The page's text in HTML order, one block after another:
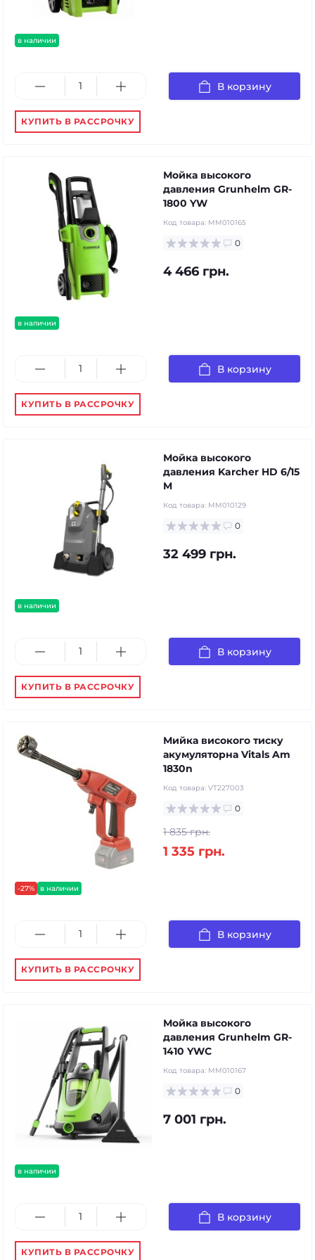
в наличии
В корзину
КУПИТЬ В РАССРОЧКУ
в наличии
Мойка высокого
давления Grunhelm GR-
1800 YW
Код товара: MM010165
0
4 466 грн.
В корзину
КУПИТЬ В РАССРОЧКУ
в наличии
Мойка высокого
давления Karcher HD 6/15
M
Код товара: MM010129
0
32 499 грн.
В корзину
КУПИТЬ В РАССРОЧКУ
-27% в наличии
Мийка високого тиску
акумуляторна Vitals Am
1830n
Код товара: VT227003
0
1 835 грн.
1 335 грн.
В корзину
КУПИТЬ В РАССРОЧКУ
в наличии
Мойка высокого
давления Grunhelm GR-
1410 YWC
Код товара: MM010167
0
7 001 грн.
В корзину
КУПИТЬ В РАССРОЧКУ